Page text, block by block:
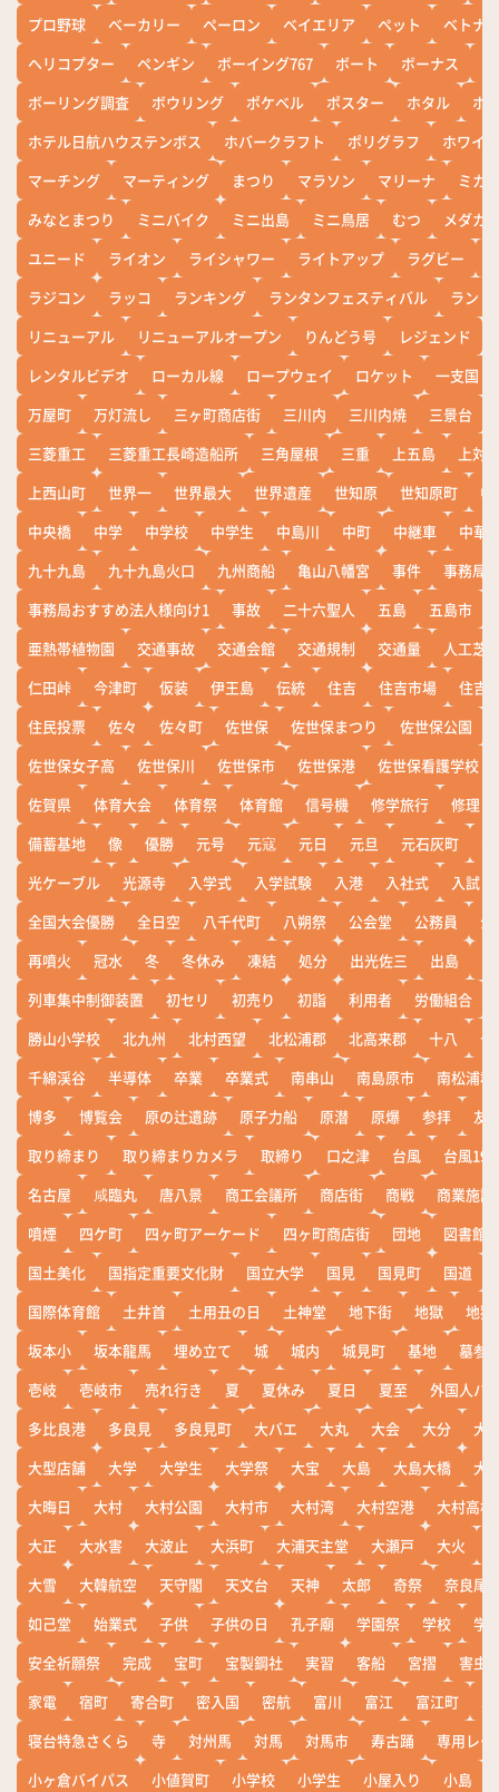
プロ野球
ベーカリー ペーロン ベイエリア ペット
ベトナ
ヘリコプター
ペンギン ボーイング767 ボート ボーナス
ボーリング調査
ボウリング ポケベル ポスター ホタル
ホ
ホテル日航ハウステンボス
ホバークラフト ポリグラフ
ホワイ
マーチング
マーティング まつり マラソン マリーナ
ミカ
みなとまつり
ミニバイク ミニ出島 ミニ鳥居 むつ
メダカ
ユニード
ライオン ライシャワー ライトアップ ラグビー
ラジコン
ラッコ ランキング ランタンフェスティバル
ランド
リニューアル
リニューアルオープン りんどう号 レジェンド
レンタルビデオ
ローカル線 ロープウェイ ロケット
一支国
万屋町
万灯流し 三ヶ町商店街 三川内 三川内焼 三景台
三菱重工
三菱重工長崎造船所 三角屋根 三重 上五島
上対
上西山町
世界一 世界最大 世界遺産 世知原 世知原町
中
中央橋
中学 中学校 中学生 中島川 中町 中継車
中華
九十九島
九十九島火口 九州商船 亀山八幡宮 事件
事務局
事務局おすすめ法人様向け1
事故 二十六聖人 五島 五島市
亜熱帯植物園
交通事故 交通会館 交通規制 交通量
人工芝
仁田峠
今津町 仮装 伊王島 伝統 住吉 住吉市場
住吉
住民投票
佐々 佐々町 佐世保 佐世保まつり 佐世保公園
佐世保女子高
佐世保川 佐世保市 佐世保港
佐世保看護学校
佐賀県
体育大会 体育祭 体育館 信号機 修学旅行
修理
備蓄基地
像 優勝 元号 元寇 元日 元旦 元石灰町
光ケーブル
光源寺 入学式 入学試験 入港 入社式
入試
全国大会優勝
全日空 八千代町 八朔祭 公会堂 公務員
公
再噴火
冠水 冬 冬休み 凍結 処分 出光佐三 出島
列車集中制御装置
初セリ 初売り 初詣 利用者 労働組合
勝山小学校
北九州 北村西望 北松浦郡 北高来郡 十八
十
千綿渓谷
半導体 卒業 卒業式 南串山 南島原市
南松浦郡
博多
博覧会 原の辻遺跡 原子力船 原潜 原爆 参拝
友
取り締まり
取り締まりカメラ 取締り 口之津 台風
台風19
名古屋
咸臨丸 唐八景 商工会議所 商店街 商戦
商業施設
噴煙
四ケ町 四ヶ町アーケード 四ヶ町商店街 団地
図書館
国土美化
国指定重要文化財 国立大学 国見 国見町 国道
国際体育館
土井首 土用丑の日 土神堂 地下街 地獄
地獄
坂本小
坂本龍馬 埋め立て 城 城内 城見町 基地
墓参
壱岐
壱岐市 売れ行き 夏 夏休み 夏日 夏至
外国人バ
多比良港
多良見 多良見町 大バエ 大丸 大会 大分
大
大型店舗
大学 大学生 大学祭 大宝 大島 大島大橋
大
大晦日
大村 大村公園 大村市 大村湾 大村空港
大村高校
大正
大水害 大波止 大浜町 大浦天主堂 大瀬戸 大火
大雪
大韓航空 天守閣 天文台 天神 太郎 奇祭
奈良尾
如己堂
始業式 子供 子供の日 孔子廟 学園祭 学校
学
安全祈願祭
完成 宝町 宝製鋼社 実習 客船 宮摺
害虫
家電
宿町 寄合町 密入国 密航 富川 富江 富江町
寝台特急さくら
寺 対州馬 対馬 対馬市 寿古踊
専用レー
小ヶ倉バイパス
小値賀町 小学校 小学生 小屋入り 小島